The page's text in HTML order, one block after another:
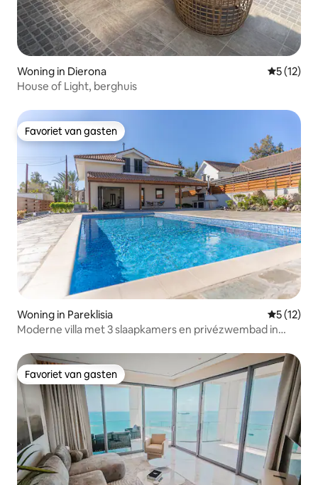
Woning in Dierona
5 (12)
House of Light, berghuis
Favoriet van gasten
Favoriet van gasten
Woning in Pareklisia
5 (12)
Moderne villa met 3 slaapkamers en privézwembad in
Favoriet van gasten
Favoriet van gasten